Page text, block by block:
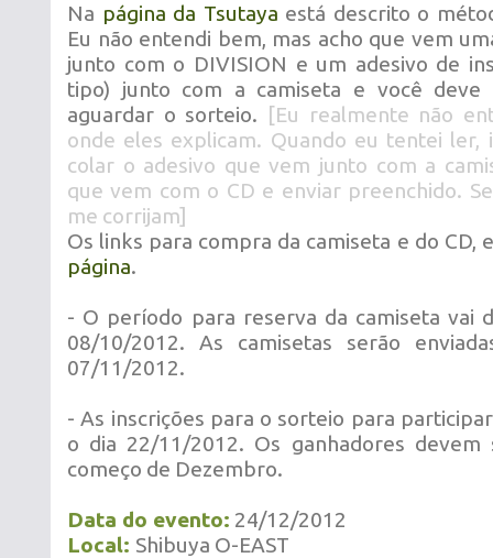
Na página da Tsutaya está descrito o
Eu não entendi bem, mas acho que vem
junto com o DIVISION e um adesivo de
tipo) junto com a camiseta e você deve
aguardar o sorteio.
[Eu realmente não
onde eles explicam. Quando eu tentei ler,
colar o adesivo que vem junto com a
que vem com o CD e enviar preenchido.
me corrijam]
Os links para compra da camiseta e do CD,
página.
- O período para reserva da camiseta vai
08/10/2012. As camisetas serão
07/11/2012.
- As inscrições para o sorteio para
o dia 22/11/2012. Os ganhadores devem
começo de Dezembro.
Data do evento: 24/12/2012
Local: Shibuya O-EAST